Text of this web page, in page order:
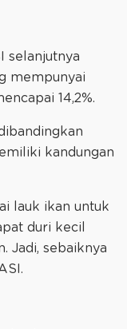
selanjutnya
mempunyai
14,2%.
kandungan
lauk ikan untuk
duri kecil
Jadi, sebaiknya